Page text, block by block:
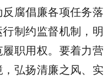
腐倡廉各项任务落
制约监督机制，明
职用权。要着力营
弘扬清廉之风、实